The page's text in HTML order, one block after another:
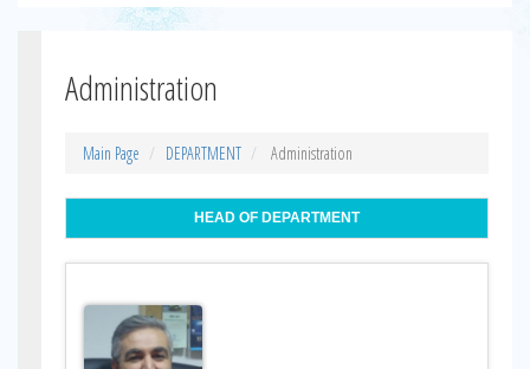
Administration
Main Page DEPARTMENT Administration
HEAD OF DEPARTMENT